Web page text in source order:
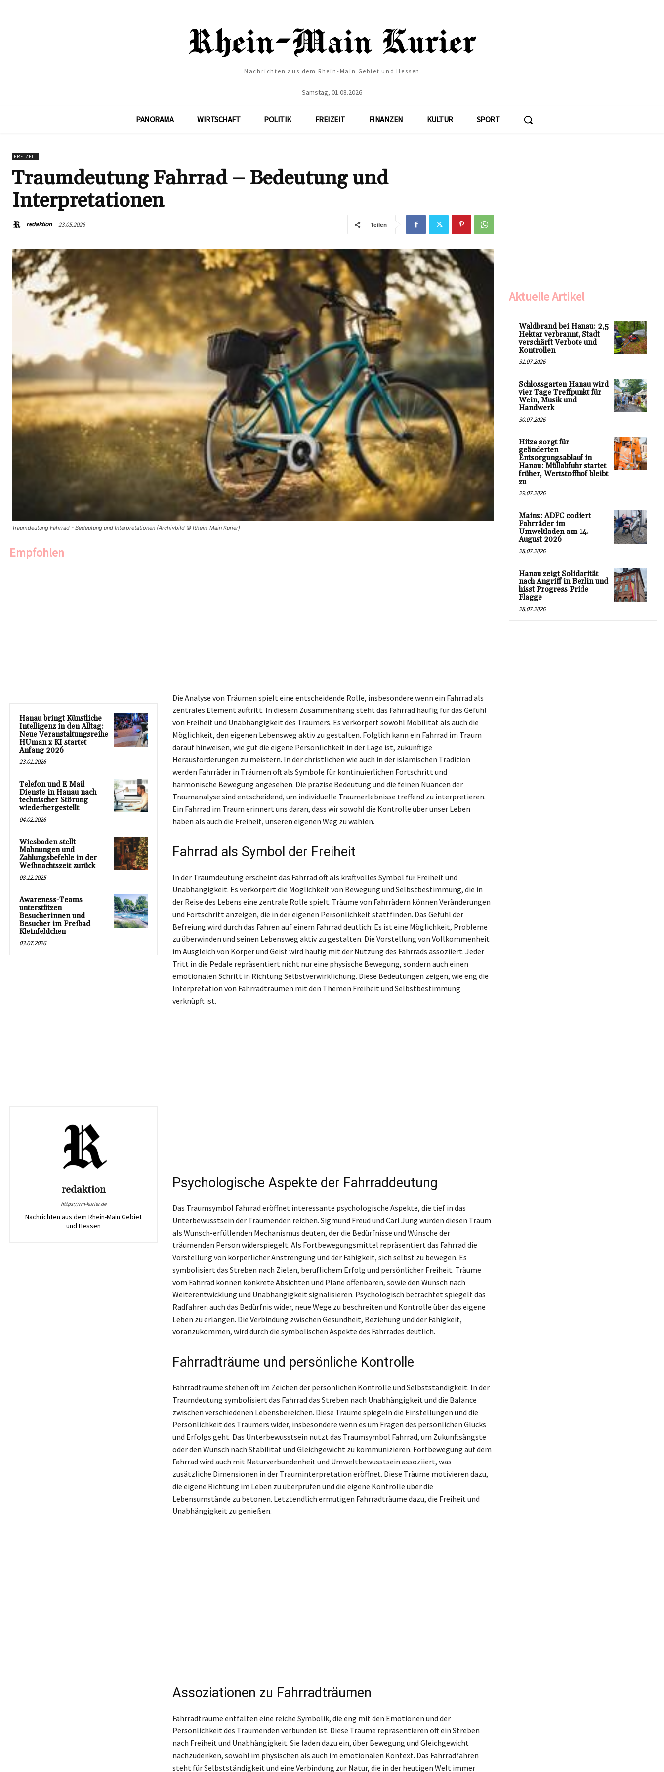
Nachrichten aus dem Rhein-Main Gebiet und Hessen
Samstag, 01.08.2026
PANORAMA WIRTSCHAFT POLITIK FREIZEIT FINANZEN KULTUR SPORT
FREIZEIT
Traumdeutung Fahrrad – Bedeutung und
Interpretationen
redaktion 23.05.2026 Teilen
Traumdeutung Fahrrad - Bedeutung und Interpretationen (Archivbild © Rhein-Main Kurier)
Empfohlen
Hanau bringt Künstliche
Intelligenz in den Alltag:
Neue Veranstaltungsreihe
HUman x KI startet
Anfang 2026
23.01.2026
Telefon und E Mail
Dienste in Hanau nach
technischer Störung
wiederhergestellt
04.02.2026
Wiesbaden stellt
Mahnungen und
Zahlungsbefehle in der
Weihnachtszeit zurück
08.12.2025
Awareness-Teams
unterstützen
Besucherinnen und
Besucher im Freibad
Kleinfeldchen
03.07.2026
redaktion
https://rm-kurier.de
Nachrichten aus dem Rhein-Main Gebiet
und Hessen
Die Analyse von Träumen spielt eine entscheidende Rolle, insbesondere wenn ein Fahrrad als
zentrales Element auftritt. In diesem Zusammenhang steht das Fahrrad häufig für das Gefühl
von Freiheit und Unabhängigkeit des Träumers. Es verkörpert sowohl Mobilität als auch die
Möglichkeit, den eigenen Lebensweg aktiv zu gestalten. Folglich kann ein Fahrrad im Traum
darauf hinweisen, wie gut die eigene Persönlichkeit in der Lage ist, zukünftige
Herausforderungen zu meistern. In der christlichen wie auch in der islamischen Tradition
werden Fahrräder in Träumen oft als Symbole für kontinuierlichen Fortschritt und
harmonische Bewegung angesehen. Die präzise Bedeutung und die feinen Nuancen der
Traumanalyse sind entscheidend, um individuelle Traumerlebnisse treffend zu interpretieren.
Ein Fahrrad im Traum erinnert uns daran, dass wir sowohl die Kontrolle über unser Leben
haben als auch die Freiheit, unseren eigenen Weg zu wählen.
Fahrrad als Symbol der Freiheit
In der Traumdeutung erscheint das Fahrrad oft als kraftvolles Symbol für Freiheit und
Unabhängigkeit. Es verkörpert die Möglichkeit von Bewegung und Selbstbestimmung, die in
der Reise des Lebens eine zentrale Rolle spielt. Träume von Fahrrädern können Veränderungen
und Fortschritt anzeigen, die in der eigenen Persönlichkeit stattfinden. Das Gefühl der
Befreiung wird durch das Fahren auf einem Fahrrad deutlich: Es ist eine Möglichkeit, Probleme
zu überwinden und seinen Lebensweg aktiv zu gestalten. Die Vorstellung von Vollkommenheit
im Ausgleich von Körper und Geist wird häufig mit der Nutzung des Fahrrads assoziiert. Jeder
Tritt in die Pedale repräsentiert nicht nur eine physische Bewegung, sondern auch einen
emotionalen Schritt in Richtung Selbstverwirklichung. Diese Bedeutungen zeigen, wie eng die
Interpretation von Fahrradträumen mit den Themen Freiheit und Selbstbestimmung
verknüpft ist.
Psychologische Aspekte der Fahrraddeutung
Das Traumsymbol Fahrrad eröffnet interessante psychologische Aspekte, die tief in das
Unterbewusstsein der Träumenden reichen. Sigmund Freud und Carl Jung würden diesen Traum
als Wunsch-erfüllenden Mechanismus deuten, der die Bedürfnisse und Wünsche der
träumenden Person widerspiegelt. Als Fortbewegungsmittel repräsentiert das Fahrrad die
Vorstellung von körperlicher Anstrengung und der Fähigkeit, sich selbst zu bewegen. Es
symbolisiert das Streben nach Zielen, beruflichem Erfolg und persönlicher Freiheit. Träume
vom Fahrrad können konkrete Absichten und Pläne offenbaren, sowie den Wunsch nach
Weiterentwicklung und Unabhängigkeit signalisieren. Psychologisch betrachtet spiegelt das
Radfahren auch das Bedürfnis wider, neue Wege zu beschreiten und Kontrolle über das eigene
Leben zu erlangen. Die Verbindung zwischen Gesundheit, Beziehung und der Fähigkeit,
voranzukommen, wird durch die symbolischen Aspekte des Fahrrades deutlich.
Fahrradträume und persönliche Kontrolle
Fahrradträume stehen oft im Zeichen der persönlichen Kontrolle und Selbstständigkeit. In der
Traumdeutung symbolisiert das Fahrrad das Streben nach Unabhängigkeit und die Balance
zwischen verschiedenen Lebensbereichen. Diese Träume spiegeln die Einstellungen und die
Persönlichkeit des Träumers wider, insbesondere wenn es um Fragen des persönlichen Glücks
und Erfolgs geht. Das Unterbewusstsein nutzt das Traumsymbol Fahrrad, um Zukunftsängste
oder den Wunsch nach Stabilität und Gleichgewicht zu kommunizieren. Fortbewegung auf dem
Fahrrad wird auch mit Naturverbundenheit und Umweltbewusstsein assoziiert, was
zusätzliche Dimensionen in der Trauminterpretation eröffnet. Diese Träume motivieren dazu,
die eigene Richtung im Leben zu überprüfen und die eigene Kontrolle über die
Lebensumstände zu betonen. Letztendlich ermutigen Fahrradträume dazu, die Freiheit und
Unabhängigkeit zu genießen.
Assoziationen zu Fahrradträumen
Fahrradträume entfalten eine reiche Symbolik, die eng mit den Emotionen und der
Persönlichkeit des Träumenden verbunden ist. Diese Träume repräsentieren oft ein Streben
nach Freiheit und Unabhängigkeit. Sie laden dazu ein, über Bewegung und Gleichgewicht
nachzudenken, sowohl im physischen als auch im emotionalen Kontext. Das Fahrradfahren
steht für Selbstständigkeit und eine Verbindung zur Natur, die in der heutigen Welt immer
Aktuelle Artikel
Waldbrand bei Hanau: 2,5
Hektar verbrannt, Stadt
verschärft Verbote und
Kontrollen
31.07.2026
Schlossgarten Hanau wird
vier Tage Treffpunkt für
Wein, Musik und
Handwerk
30.07.2026
Hitze sorgt für
geänderten
Entsorgungsablauf in
Hanau: Müllabfuhr startet
früher, Wertstoffhof bleibt
zu
29.07.2026
Mainz: ADFC codiert
Fahrräder im
Umweltladen am 14.
August 2026
28.07.2026
Hanau zeigt Solidarität
nach Angriff in Berlin und
hisst Progress Pride
Flagge
28.07.2026